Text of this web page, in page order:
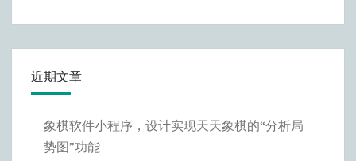
近期文章
象棋软件小程序，设计实现天天象棋的“分析局
势图”功能